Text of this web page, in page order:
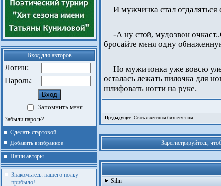
Вход для авторов
Логин:
Пароль:
Запомнить меня
Забыли пароль?
Сделать стартовой
Добавить в избранное
Наши авторы
Знакомьтесь: нашего полку
прибыло!
И мужчинка стал
-А ну стой, мудозвон
бросайте меня одну
Но мужичонка уже вовсю
осталась лежать пилочка для
шлифовать ногти на руке.
Предыдущее: Стать известным бизнесменом
Зарегистрируйтесь,
Silin